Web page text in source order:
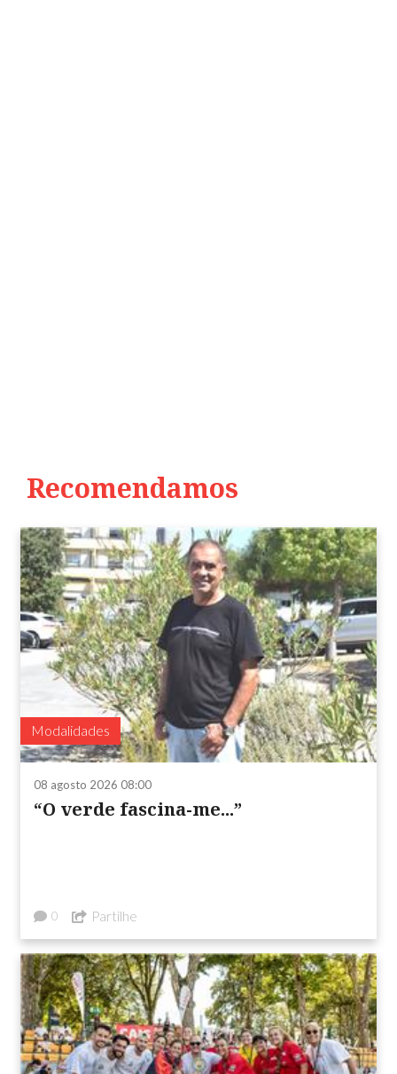
Recomendamos
Modalidades
08 agosto 2026 08:00
“O verde fascina-me...”
0 Partilhe